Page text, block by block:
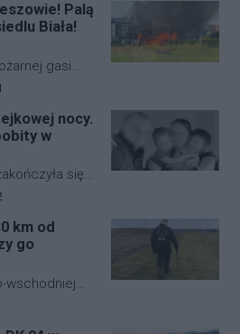
bardziej
ruchu
podjęta
wprowadza
EP R125.
Palą
Biała!
gasi
w
na
komentarzy artykułu:
nocy.
w
się
Młp. W
do
komentarzy artykułu:
km od
go
wschodniej
mogli
komentarzy artykułu: